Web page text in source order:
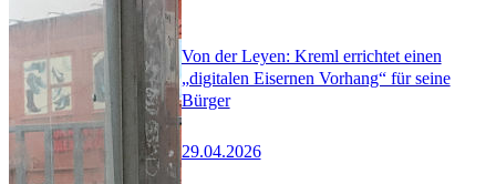
Von der Leyen: Kreml errichtet einen
„digitalen Eisernen Vorhang“ für seine
Bürger
29.04.2026